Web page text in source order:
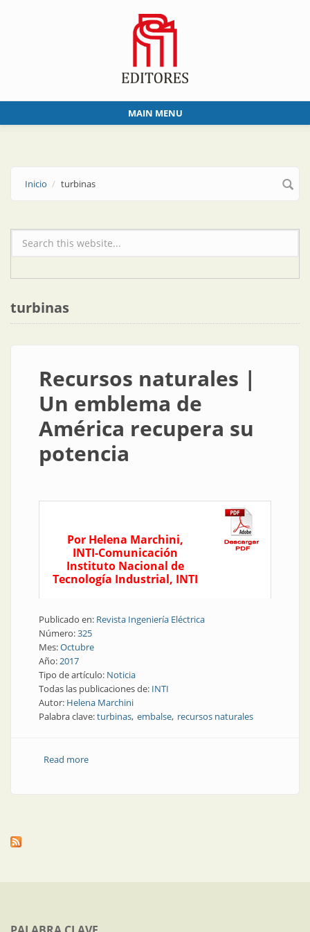
MAIN MENU
Inicio turbinas
Formulario de búsqueda
turbinas
Recursos naturales |
Un emblema de
América recupera su
potencia
Por Helena Marchini,
INTI-Comunicación
Instituto Nacional de
Tecnología Industrial, INTI
Publicado en: Revista Ingeniería Eléctrica
Número:325
Mes:Octubre
Año:2017
Tipo de artículo: Noticia
Todas las publicaciones de: INTI
Autor: Helena Marchini
Palabra clave:turbinas embalse recursos naturales
Read moreabout Recursos naturales | Un emblema de América